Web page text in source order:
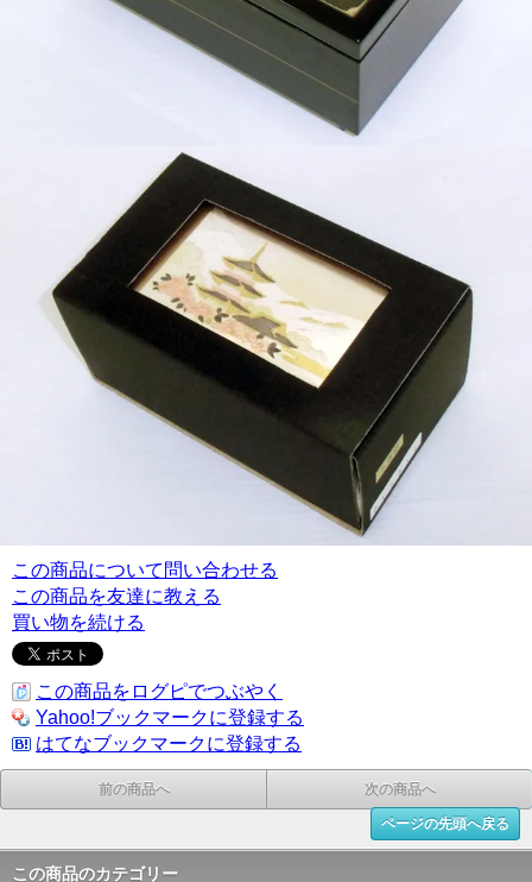
この商品について問い合わせる
この商品を友達に教える
買い物を続ける
この商品をログピでつぶやく
Yahoo!ブックマークに登録する
はてなブックマークに登録する
前の商品へ 次の商品へ
ページの先頭へ戻る
この商品のカテゴリー